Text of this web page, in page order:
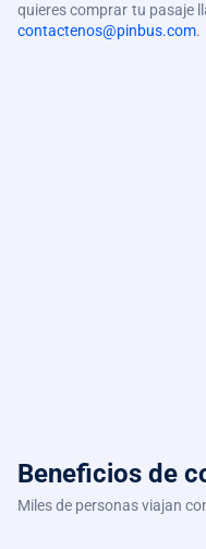
quieres comprar tu pasaje
contactenos@pinbus.com.
Beneficios de
Miles de personas viajan